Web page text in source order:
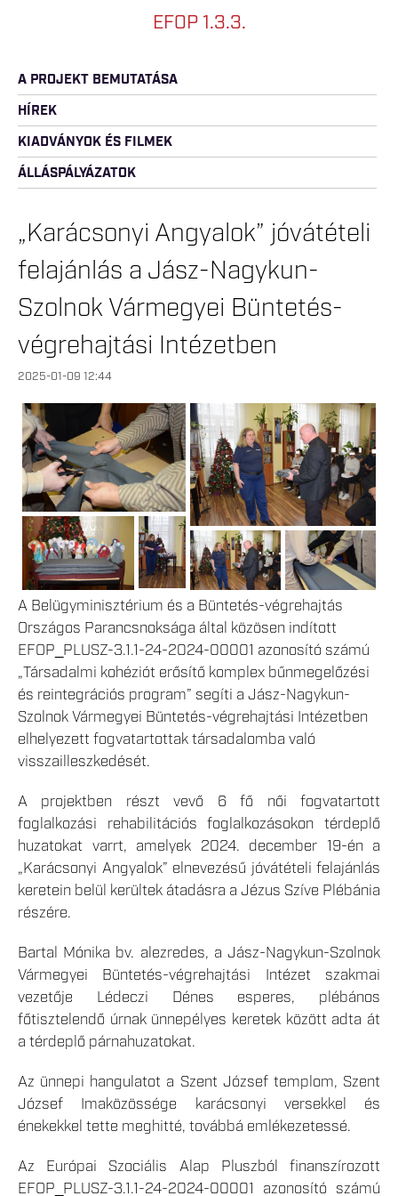
EFOP 1.3.3.
A PROJEKT BEMUTATÁSA
HÍREK
KIADVÁNYOK ÉS FILMEK
ÁLLÁSPÁLYÁZATOK
„Karácsonyi Angyalok” jóvátételi
felajánlás a Jász-Nagykun-
Szolnok Vármegyei Büntetés-
végrehajtási Intézetben
2025-01-09 12:44
A Belügyminisztérium és a Büntetés-végrehajtás
Országos Parancsnoksága által közösen indított
EFOP_PLUSZ-3.1.1-24-2024-00001 azonosító számú
„Társadalmi kohéziót erősítő komplex bűnmegelőzési
és reintegrációs program” segíti a Jász-Nagykun-
Szolnok Vármegyei Büntetés-végrehajtási Intézetben
elhelyezett fogvatartottak társadalomba való
visszailleszkedését.
A projektben részt vevő 6 fő női fogvatartott
foglalkozási rehabilitációs foglalkozásokon térdeplő
huzatokat varrt, amelyek 2024. december 19-én a
„Karácsonyi Angyalok” elnevezésű jóvátételi felajánlás
keretein belül kerültek átadásra a Jézus Szíve Plébánia
részére.
Bartal Mónika bv. alezredes, a Jász-Nagykun-Szolnok
Vármegyei Büntetés-végrehajtási Intézet szakmai
vezetője Lédeczi Dénes esperes, plébános
főtisztelendő úrnak ünnepélyes keretek között adta át
a térdeplő párnahuzatokat.
Az ünnepi hangulatot a Szent József templom, Szent
József Imaközössége karácsonyi versekkel és
énekekkel tette meghitté, továbbá emlékezetessé.
Az Európai Szociális Alap Pluszból finanszírozott
EFOP_PLUSZ-3.1.1-24-2024-00001 azonosító számú